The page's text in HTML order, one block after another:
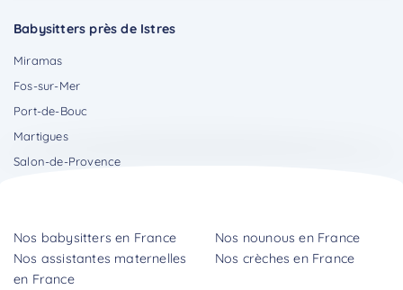
Babysitters près de Istres
Miramas
Fos-sur-Mer
Port-de-Bouc
Martigues
Salon-de-Provence
Nos babysitters en France
Nos nounous en France
Nos assistantes maternelles
en France
Nos crèches en France